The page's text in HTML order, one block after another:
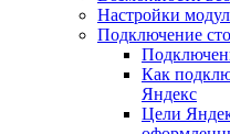
Настройки
Подключение
Как
Яндекс
Цели